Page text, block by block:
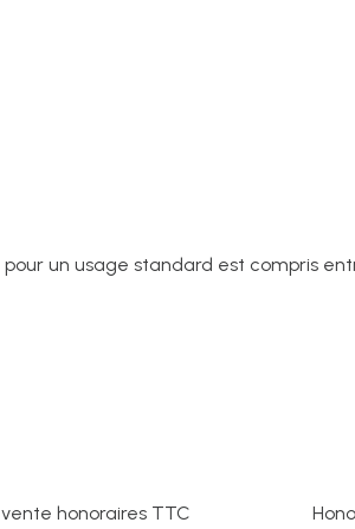
un usage standard est compris
honoraires TTC